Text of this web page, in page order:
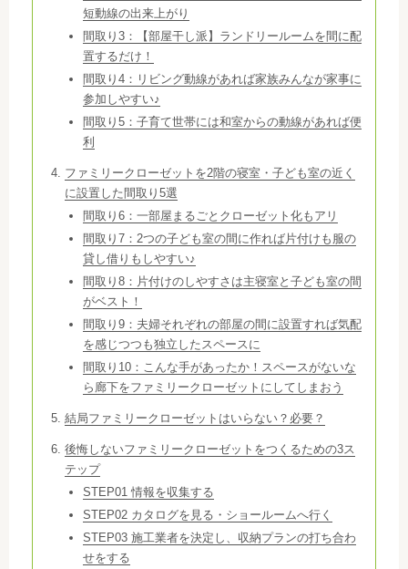
短動線の出来上がり
間取り3：【部屋干し派】ランドリールームを間に配
置するだけ！
間取り4：リビング動線があれば家族みんなが家事に
参加しやすい♪
間取り5：子育て世帯には和室からの動線があれば便
利
ファミリークローゼットを2階の寝室・子ども室の近く
に設置した間取り5選
間取り6：一部屋まるごとクローゼット化もアリ
間取り7：2つの子ども室の間に作れば片付けも服の
貸し借りもしやすい♪
間取り8：片付けのしやすさは主寝室と子ども室の間
がベスト！
間取り9：夫婦それぞれの部屋の間に設置すれば気配
を感じつつも独立したスペースに
間取り10：こんな手があったか！スペースがないな
ら廊下をファミリークローゼットにしてしまおう
結局ファミリークローゼットはいらない？必要？
後悔しないファミリークローゼットをつくるための3ス
テップ
STEP01 情報を収集する
STEP02 カタログを見る・ショールームへ行く
STEP03 施工業者を決定し、収納プランの打ち合わ
せをする